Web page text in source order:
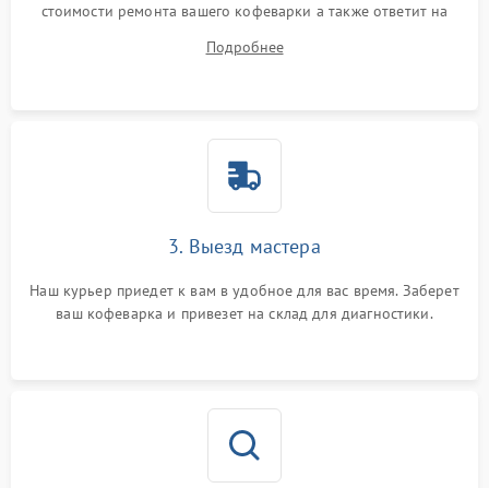
стоимости ремонта вашего кофеварки а также ответит на
Подробнее
3. Выезд мастера
Наш курьер приедет к вам в удобное для вас время. Заберет
ваш кофеварка и привезет на склад для диагностики.